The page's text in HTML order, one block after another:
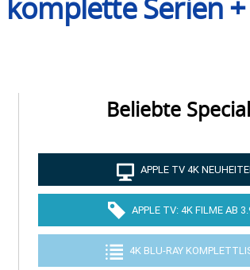
Serien
Beliebte
APPLE TV 4K
APPLE TV: 4K FILME AB
4K BLU-RAY